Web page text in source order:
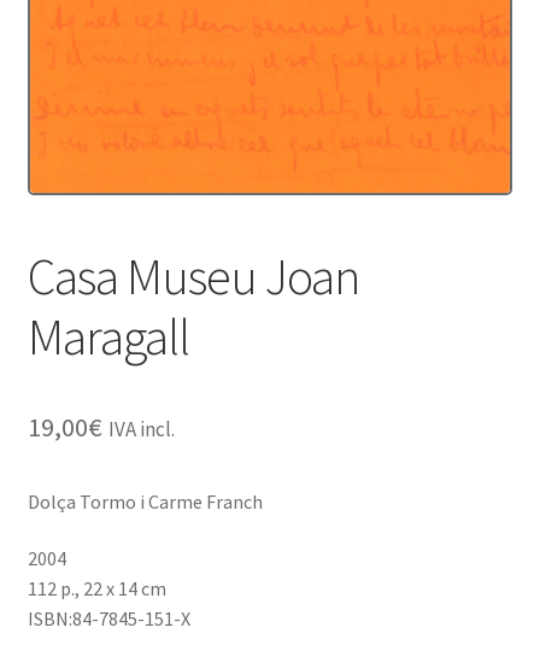
Casa Museu Joan
Maragall
19,00€ IVA incl.
Dolça Tormo i Carme Franch
2004
112 p., 22 x 14 cm
ISBN:84-7845-151-X